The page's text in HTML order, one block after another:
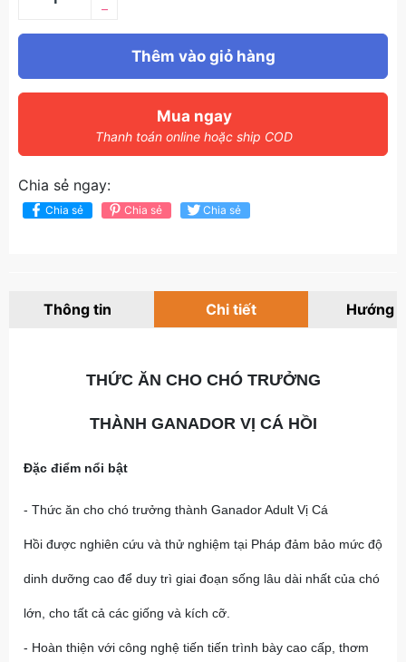
–
Thêm vào giỏ hàng
Mua ngay
Thanh toán online hoặc ship COD
Chia sẻ ngay:
Chia sẻ Chia sẻ Chia sẻ
Thông tin Chi tiết Hướng
THỨC ĂN CHO CHÓ TRƯỞNG
THÀNH GANADOR VỊ CÁ HỒI
Đặc điểm nổi bật
- Thức ăn cho chó trưởng thành Ganador Adult Vị Cá
Hồi được nghiên cứu và thử nghiệm tại Pháp đảm bảo mức độ
dinh dưỡng cao để duy trì giai đoạn sống lâu dài nhất của chó
lớn, cho tất cả các giống và kích cỡ.
- Hoàn thiện với công nghệ tiến tiến trình bày cao cấp, thơm